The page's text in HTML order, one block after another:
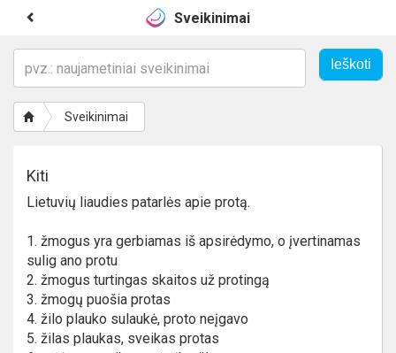
Sveikinimai
Sveikinimai
Kiti
Lietuvių liaudies patarlės apie protą.
1. žmogus yra gerbiamas iš apsirėdymo, o įvertinamas
sulig ano protu
2. žmogus turtingas skaitos už protingą
3. žmogų puošia protas
4. žilo plauko sulaukė, proto neįgavo
5. žilas plaukas, sveikas protas